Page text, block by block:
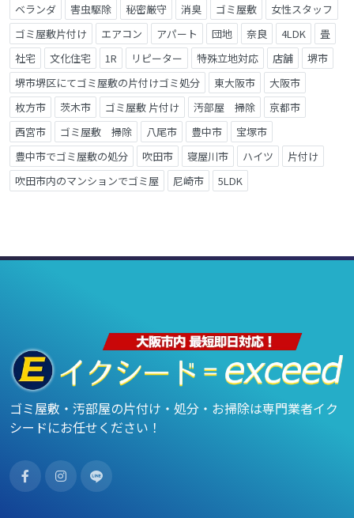
ベランダ
害虫駆除 秘密厳守 消臭 ゴミ屋敷
女性スタッフ
ゴミ屋敷片付け
エアコン アパート 団地 奈良 4LDK
畳
社宅
文化住宅 1R リピーター 特殊立地対応 店舗
堺市
堺市堺区にてゴミ屋敷の片付けゴミ処分
東大阪市
大阪市
枚方市
茨木市 ゴミ屋敷 片付け 汚部屋 掃除
京都市
西宮市
ゴミ屋敷 掃除 八尾市 豊中市
宝塚市
豊中市でゴミ屋敷の処分
吹田市 寝屋川市 ハイツ
片付け
吹田市内のマンションでゴミ屋
尼崎市 5LDK
ゴミ屋敷・汚部屋の片付け・処分・お掃除は専門業者イク
シードにお任せください！